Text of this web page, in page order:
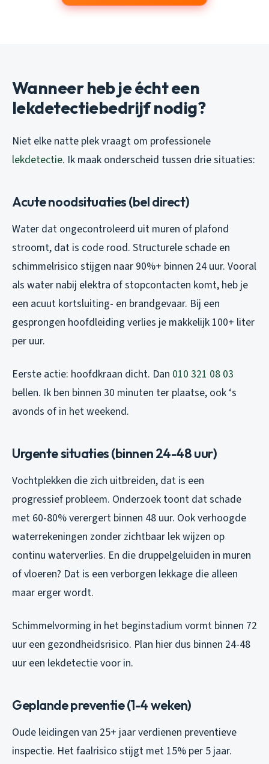
Wanneer heb je écht een
lekdetectiebedrijf nodig?
Niet elke natte plek vraagt om professionele
lekdetectie. Ik maak onderscheid tussen drie situaties:
Acute noodsituaties (bel direct)
Water dat ongecontroleerd uit muren of plafond
stroomt, dat is code rood. Structurele schade en
schimmelrisico stijgen naar 90%+ binnen 24 uur. Vooral
als water nabij elektra of stopcontacten komt, heb je
een acuut kortsluiting- en brandgevaar. Bij een
gesprongen hoofdleiding verlies je makkelijk 100+ liter
per uur.
Eerste actie: hoofdkraan dicht. Dan 010 321 08 03
bellen. Ik ben binnen 30 minuten ter plaatse, ook ‘s
avonds of in het weekend.
Urgente situaties (binnen 24-48 uur)
Vochtplekken die zich uitbreiden, dat is een
progressief probleem. Onderzoek toont dat schade
met 60-80% verergert binnen 48 uur. Ook verhoogde
waterrekeningen zonder zichtbaar lek wijzen op
continu waterverlies. En die druppelgeluiden in muren
of vloeren? Dat is een verborgen lekkage die alleen
maar erger wordt.
Schimmelvorming in het beginstadium vormt binnen 72
uur een gezondheidsrisico. Plan hier dus binnen 24-48
uur een lekdetectie voor in.
Geplande preventie (1-4 weken)
Oude leidingen van 25+ jaar verdienen preventieve
inspectie. Het faalrisico stijgt met 15% per 5 jaar.